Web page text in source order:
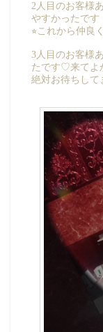
2人目のお客様
やすかったで
⭐︎これから仲良
3人目のお客様
たです♡来てよ
絶対お待ちして